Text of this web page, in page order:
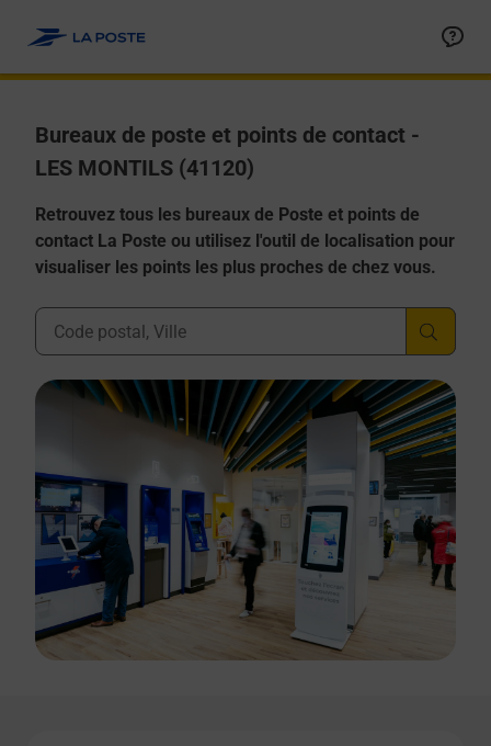
Bureaux de poste et points de contact -
LES MONTILS (41120)
Retrouvez tous les bureaux de Poste et points de
contact La Poste ou utilisez l'outil de localisation pour
visualiser les points les plus proches de chez vous.
Ville, Département, Code Postal